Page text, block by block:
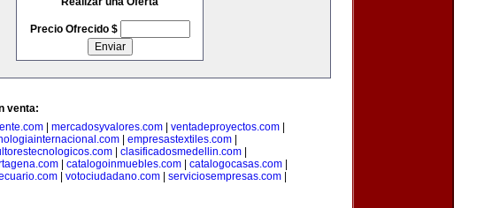
Precio Ofrecido $
venta:
mercadosyvalores.com ventadeproyectos.com
| empresastextiles.com|
clasificadosmedellin.com
catalogoinmuebles.com catalogocasas.com
| votociudadano.com| serviciosempresas.com|